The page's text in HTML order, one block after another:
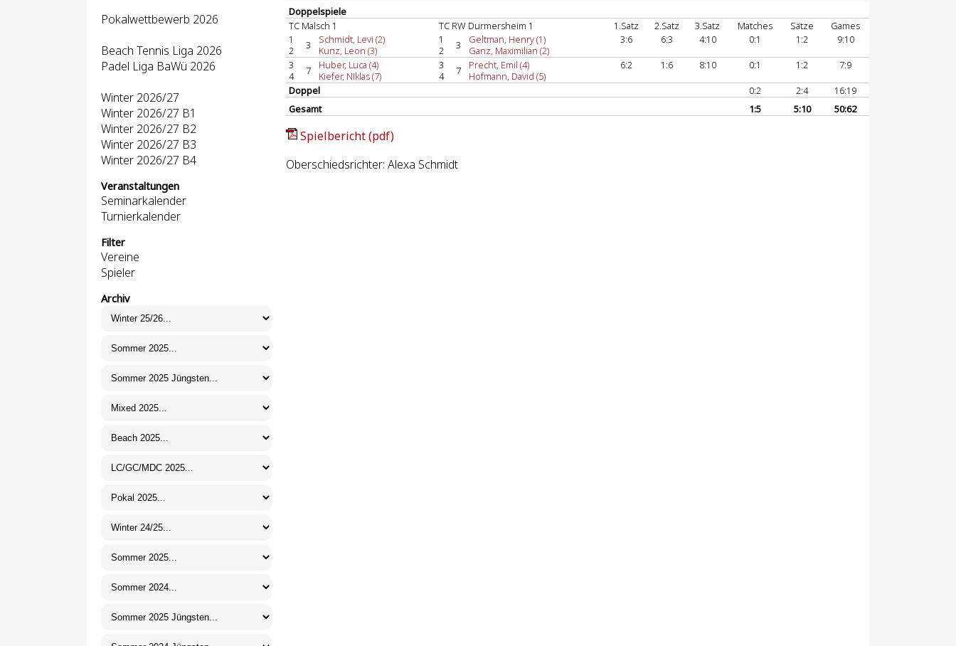
Pokalwettbewerb 2026
Beach Tennis Liga 2026
Padel Liga BaWü 2026
Winter 2026/27
Winter 2026/27 B1
Winter 2026/27 B2
Winter 2026/27 B3
Winter 2026/27 B4
Veranstaltungen
Seminarkalender
Turnierkalender
Filter
Vereine
Spieler
Archiv
Doppelspiele
TC Malsch 1
TC RW Durmersheim 1 1.Satz 2.Satz 3.Satz Matches Sätze
Games
1
2
3
Schmidt, Levi (2)
Kunz, Leon (3)
1
2
3
Geltman, Henry (1)
Ganz, Maximilian (2)
3:6 6:3 4:10 0:1 1:2
9:10
3
4
7
Huber, Luca (4)
Kiefer, Niklas (7)
3
4
7
Precht, Emil (4)
Hofmann, David (5)
6:2 1:6 8:10 0:1 1:2
7:9
Doppel
0:2 2:4
16:19
Gesamt
1:5 5:10 50:62
Spielbericht (pdf)
Oberschiedsrichter: Alexa Schmidt